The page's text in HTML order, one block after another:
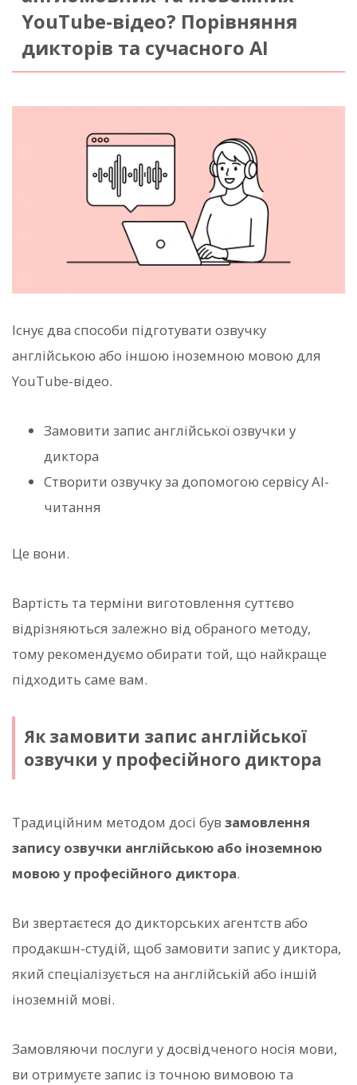
YouTube-відео? Порівняння
дикторів та сучасного AI
Існує два способи підготувати озвучку
англійською або іншою іноземною мовою для
YouTube-відео.
Замовити запис англійської озвучки у
диктора
Створити озвучку за допомогою сервісу AI-
читання
Це вони.
Вартість та терміни виготовлення суттєво
відрізняються залежно від обраного методу,
тому рекомендуємо обирати той, що найкраще
підходить саме вам.
Як замовити запис англійської
озвучки у професійного диктора
Традиційним методом досі був замовлення
запису озвучки англійською або іноземною
мовою у професійного диктора.
Ви звертаєтеся до дикторських агентств або
продакшн-студій, щоб замовити запис у диктора,
який спеціалізується на англійській або іншій
іноземній мові.
Замовляючи послуги у досвідченого носія мови,
ви отримуєте запис із точною вимовою та